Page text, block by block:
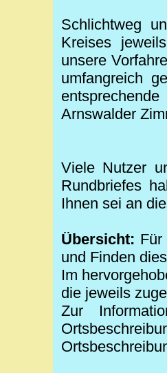
Schlichtweg
Kreises
unsere
umfangreich
Arnswalder
Viele Nutzer
Rundbriefes
Ihnen sei an
Übersicht:
und Finden
Im
die jeweils
Zur